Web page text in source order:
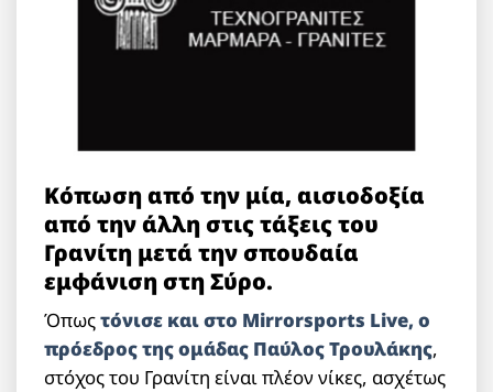
Κόπωση από την μία, αισιοδοξία
από την άλλη στις τάξεις του
Γρανίτη μετά την σπουδαία
εμφάνιση στη Σύρο.
Όπωςτόνισε και στο Mirrorsports Live, ο
πρόεδρος της ομάδας Παύλος Τρουλάκης,
στόχος του Γρανίτη είναι πλέον νίκες, ασχέτως